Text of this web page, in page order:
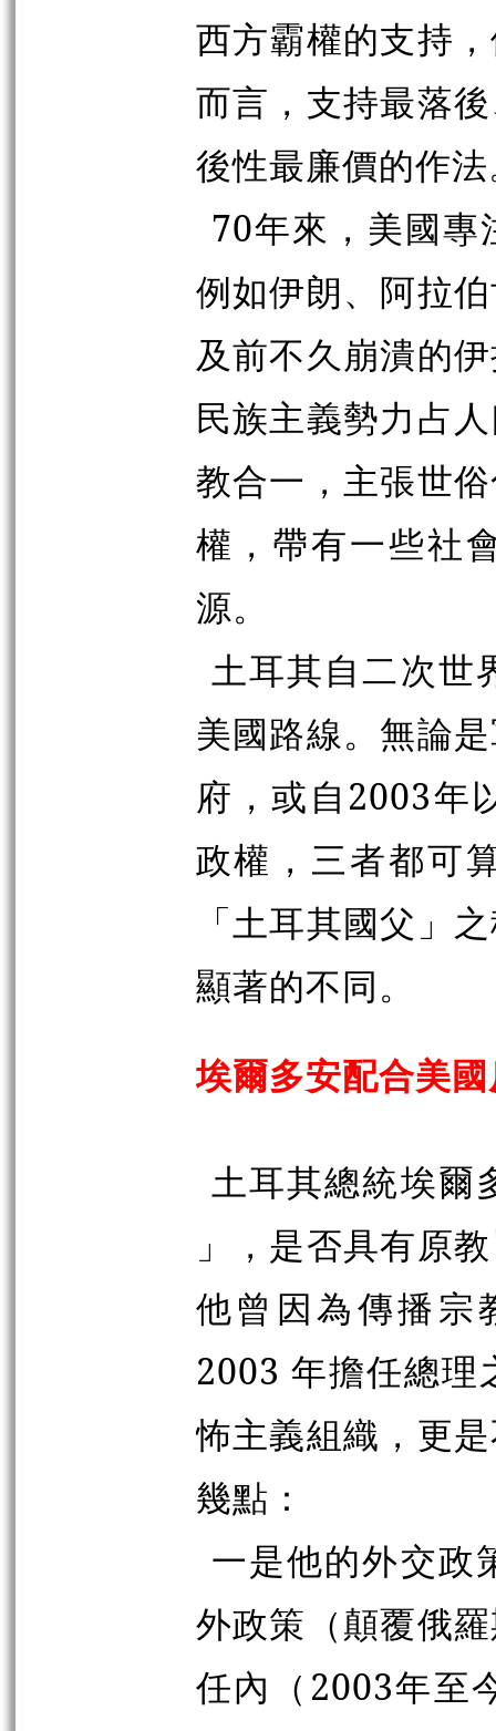
西方霸權的支持
而言，支持最落
後性最廉價的作
70年來，美國專
例如伊朗、阿拉
及前不久崩潰的
民族主義勢力占
教合一，主張世
權，帶有一些社
源。
土耳其自二次世
美國路線。無論
府，或自2003年
政權，三者都可
「土耳其國父」
顯著的不同。
埃爾多安配合美
土耳其總統埃爾
」，是否具有原
他曾因為傳播宗
2003 年擔任總理
怖主義組織，更
幾點：
一是他的外交政
外政策（顛覆俄
任內（2003年至